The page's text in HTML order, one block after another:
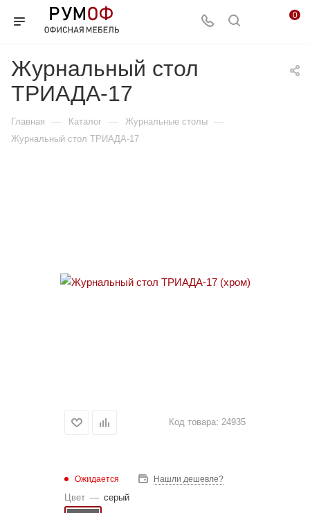
0
Журнальный стол
ТРИАДА-17
Главная — Каталог — Журнальные столы —
Журнальный стол ТРИАДА-17
Код товара: 24935
Ожидается Нашли дешевле?
Цвет — серый